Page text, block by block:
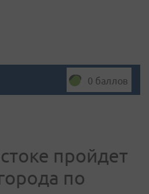
0 баллов
пройдет
по